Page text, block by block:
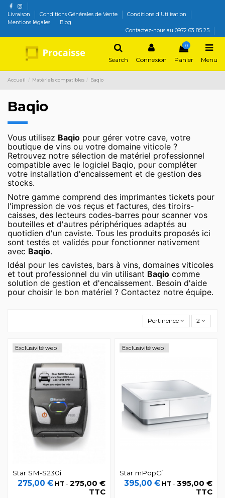
Livraison Conditions Générales de Vente
Conditions d'Utilisation
Mentions légales
Blog
Contactez-nous au 0972 63 85 25
Search Connexion
0
Panier Menu
Accueil Matériels compatibles Baqio
Baqio
Vous utilisez Baqio pour gérer votre cave, votre
boutique de vins ou votre domaine viticole ?
Retrouvez notre sélection de matériel professionnel
compatible avec le logiciel Baqio, pour compléter
votre installation d'encaissement et de gestion des
stocks.
Notre gamme comprend des imprimantes tickets pour
l'impression de vos reçus et factures, des tiroirs-
caisses, des lecteurs codes-barres pour scanner vos
bouteilles et d'autres périphériques adaptés au
quotidien d'un caviste. Tous les produits proposés ici
sont testés et validés pour fonctionner nativement
avec Baqio.
Idéal pour les cavistes, bars à vins, domaines viticoles
et tout professionnel du vin utilisant Baqio comme
solution de gestion et d'encaissement. Besoin d'aide
pour choisir le bon matériel ? Contactez notre équipe.
Pertinence 2
Exclusivité web !
Star SM-S230i
275,00 € HT -275,00 €
TTC
Exclusivité web !
Star mPopCi
395,00 € HT -395,00 €
TTC